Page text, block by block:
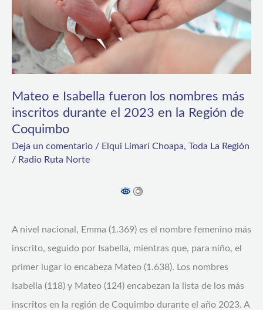
Mateo e Isabella fueron los nombres más
inscritos durante el 2023 en la Región de
Coquimbo
Deja un comentario / Elqui Limarí Choapa, Toda La Región
/ Radio Ruta Norte
A nivel nacional, Emma (1.369) es el nombre femenino más
inscrito, seguido por Isabella, mientras que, para niño, el
primer lugar lo encabeza Mateo (1.638). Los nombres
Isabella (118) y Mateo (124) encabezan la lista de los más
inscritos en la región de Coquimbo durante el año 2023. A
nombres
más
inscritos
durante
el
2023
en
la